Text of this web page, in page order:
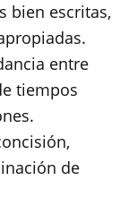
bien escritas,
entre
tiempos
de